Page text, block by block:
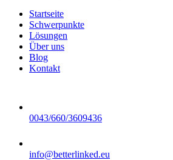
Startseite
Schwerpunkte
Lösungen
Über uns
Blog
Kontakt
0043/660/3609436
info@betterlinked.eu